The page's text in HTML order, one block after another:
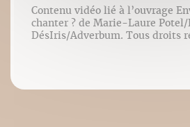
Contenu vidéo lié à l’ouvrage
chanter ? de Marie-Laure
DésIris/Adverbum. Tous droits